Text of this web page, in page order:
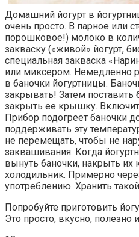
Домашний йогурт в
очень просто. В парное или
порошковое!) молоко в
закваску («живой» йогурт,
специальная закваска
или миксером. Немедленно
в баночки йогуртницы.
закрывать! Затем поставить
закрыть ее крышку.
Прибор подогреет баночки
поддерживать эту
не перемещать, чтобы не
заквашивания. Когда
вынуть баночки, накрыть
холодильник. Примерно
употреблению. Хранить
Попробуйте приготовить
Это просто, вкусно, полезно